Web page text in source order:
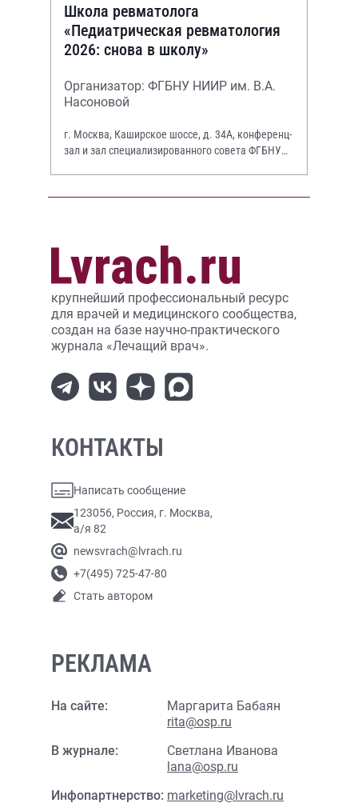
Школа ревматолога
«Педиатрическая ревматология
2026: снова в школу»
Организатор: ФГБНУ НИИР им. В.А.
Насоновой
г. Москва, Каширское шоссе, д. 34А, конференц-
зал и зал специализированного совета ФГБНУ
крупнейший профессиональный ресурс
для врачей и медицинского сообщества,
создан на базе научно-практического
журнала «Лечащий врач».
КОНТАКТЫ
Написать сообщение
123056, Россия, г. Москва,
а/я 82
newsvrach@lvrach.ru
+7(495) 725-47-80
Стать автором
РЕКЛАМА
На сайте:
Маргарита Бабаян
rita@osp.ru
В журнале:
Светлана Иванова
lana@osp.ru
Инфопартнерство: marketing@lvrach.ru